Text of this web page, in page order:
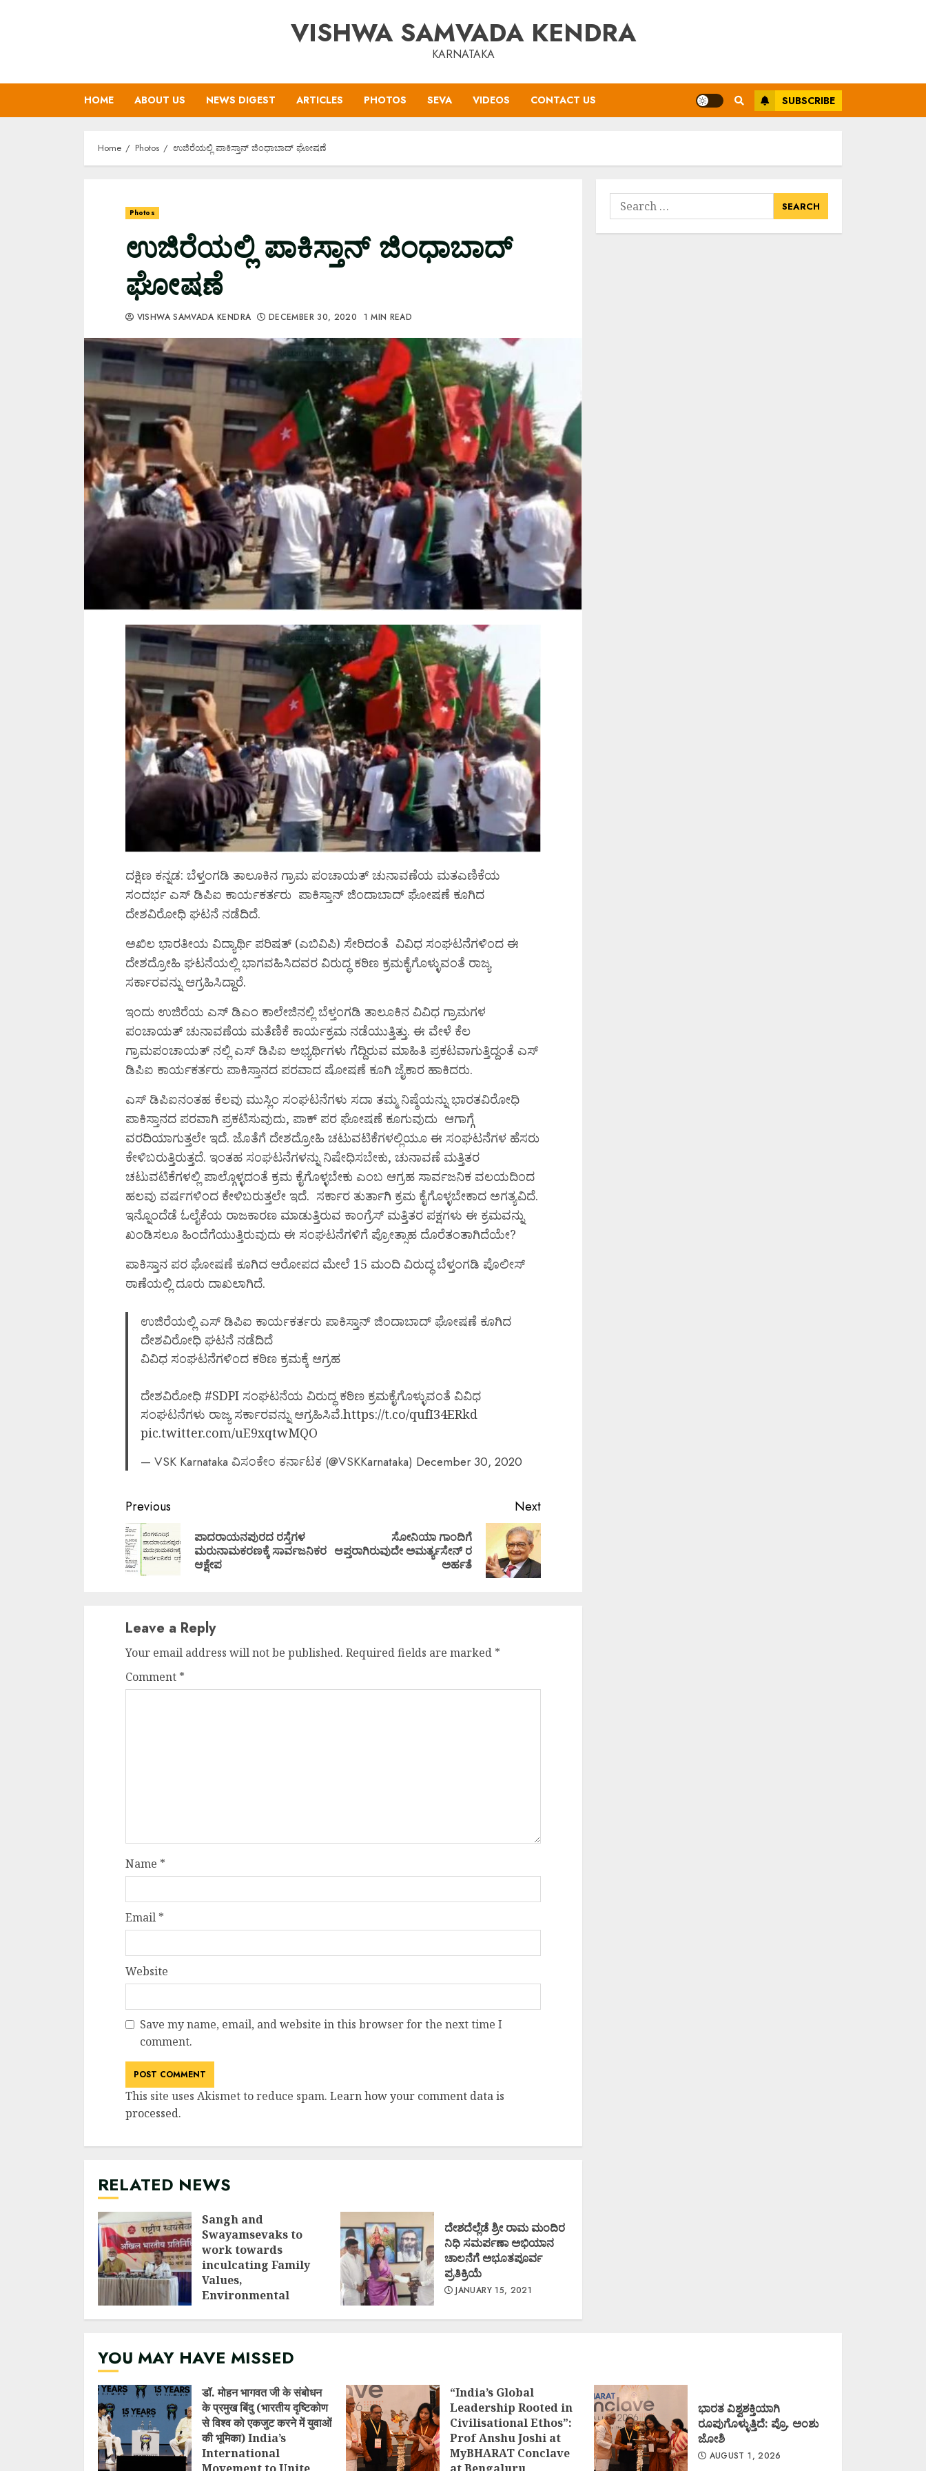
VISHWA SAMVADA KENDRA
KARNATAKA
HOME ABOUT US NEWS DIGEST ARTICLES PHOTOS SEVA VIDEOS CONTACT US SUBSCRIBE
Home Photos ಉಜಿರೆಯಲ್ಲಿ ಪಾಕಿಸ್ತಾನ್ ಜಿಂಧಾಬಾದ್ ಘೋಷಣೆ
Photos
ಉಜಿರೆಯಲ್ಲಿ ಪಾಕಿಸ್ತಾನ್ ಜಿಂಧಾಬಾದ್
ಘೋಷಣೆ
VISHWA SAMVADA KENDRA DECEMBER 30, 2020 1 MIN READ
ದಕ್ಷಿಣ ಕನ್ನಡ: ಬೆಳ್ತಂಗಡಿ ತಾಲೂಕಿನ ಗ್ರಾಮ ಪಂಚಾಯತ್ ಚುನಾವಣೆಯ ಮತಎಣಿಕೆಯ
ಸಂದರ್ಭ ಎಸ್ ಡಿಪಿಐ ಕಾರ್ಯಕರ್ತರು ಪಾಕಿಸ್ತಾನ್ ಜಿಂದಾಬಾದ್ ಘೋಷಣೆ ಕೂಗಿದ
ದೇಶವಿರೋಧಿ ಘಟನೆ ನಡೆದಿದೆ.
ಅಖಿಲ ಭಾರತೀಯ ವಿದ್ಯಾರ್ಥಿ ಪರಿಷತ್ (ಎಬಿವಿಪಿ) ಸೇರಿದಂತೆ ವಿವಿಧ ಸಂಘಟನೆಗಳಿಂದ ಈ
ದೇಶದ್ರೋಹಿ ಘಟನೆಯಲ್ಲಿ ಭಾಗವಹಿಸಿದವರ ವಿರುದ್ಧ ಕಠಿಣ ಕ್ರಮಕೈಗೊಳ್ಳುವಂತೆ ರಾಜ್ಯ
ಸರ್ಕಾರವನ್ನು ಆಗ್ರಹಿಸಿದ್ದಾರೆ.
ಇಂದು ಉಜಿರೆಯ ಎಸ್ ಡಿಎಂ ಕಾಲೇಜಿನಲ್ಲಿ ಬೆಳ್ತಂಗಡಿ ತಾಲೂಕಿನ ವಿವಿಧ ಗ್ರಾಮಗಳ
ಪಂಚಾಯತ್ ಚುನಾವಣೆಯ ಮತೆಣಿಕೆ ಕಾರ್ಯಕ್ರಮ ನಡೆಯುತ್ತಿತ್ತು. ಈ ವೇಳೆ ಕೆಲ
ಗ್ರಾಮಪಂಚಾಯತ್ ನಲ್ಲಿ ಎಸ್ ಡಿಪಿಐ ಅಭ್ಯರ್ಥಿಗಳು ಗೆದ್ದಿರುವ ಮಾಹಿತಿ ಪ್ರಕಟವಾಗುತ್ತಿದ್ದಂತೆ ಎಸ್
ಡಿಪಿಐ ಕಾರ್ಯಕರ್ತರು ಪಾಕಿಸ್ತಾನದ ಪರವಾದ ಷೋಷಣೆ ಕೂಗಿ ಜೈಕಾರ ಹಾಕಿದರು.
ಎಸ್ ಡಿಪಿಐನಂತಹ ಕೆಲವು ಮುಸ್ಲಿಂ ಸಂಘಟನೆಗಳು ಸದಾ ತಮ್ಮ ನಿಷ್ಠೆಯನ್ನು ಭಾರತವಿರೋಧಿ
ಪಾಕಿಸ್ತಾನದ ಪರವಾಗಿ ಪ್ರಕಟಿಸುವುದು, ಪಾಕ್ ಪರ ಘೋಷಣೆ ಕೂಗುವುದು ಆಗಾಗ್ಗೆ
ವರದಿಯಾಗುತ್ತಲೇ ಇದೆ. ಜೊತೆಗೆ ದೇಶದ್ರೋಹಿ ಚಟುವಟಿಕೆಗಳಲ್ಲಿಯೂ ಈ ಸಂಘಟನೆಗಳ ಹೆಸರು
ಕೇಳಿಬರುತ್ತಿರುತ್ತದೆ. ಇಂತಹ ಸಂಘಟನೆಗಳನ್ನು ನಿಷೇಧಿಸಬೇಕು, ಚುನಾವಣೆ ಮತ್ತಿತರ
ಚಟುವಟಿಕೆಗಳಲ್ಲಿ ಪಾಲ್ಗೊಳ್ಳದಂತೆ ಕ್ರಮ ಕೈಗೊಳ್ಳಬೇಕು ಎಂಬ ಆಗ್ರಹ ಸಾರ್ವಜನಿಕ ವಲಯದಿಂದ
ಹಲವು ವರ್ಷಗಳಿಂದ ಕೇಳಿಬರುತ್ತಲೇ ಇದೆ. ಸರ್ಕಾರ ತುರ್ತಾಗಿ ಕ್ರಮ ಕೈಗೊಳ್ಳಬೇಕಾದ ಅಗತ್ಯವಿದೆ.
ಇನ್ನೊಂದೆಡೆ ಓಲೈಕೆಯ ರಾಜಕಾರಣ ಮಾಡುತ್ತಿರುವ ಕಾಂಗ್ರೆಸ್ ಮತ್ತಿತರ ಪಕ್ಷಗಳು ಈ ಕ್ರಮವನ್ನು
ಖಂಡಿಸಲೂ ಹಿಂದೆಗೆಯುತ್ತಿರುವುದು ಈ ಸಂಘಟನೆಗಳಿಗೆ ಪ್ರೋತ್ಸಾಹ ದೊರೆತಂತಾಗಿದೆಯೇ?
ಪಾಕಿಸ್ತಾನ ಪರ ಘೋಷಣೆ ಕೂಗಿದ ಆರೋಪದ ಮೇಲೆ 15 ಮಂದಿ ವಿರುದ್ಧ ಬೆಳ್ತಂಗಡಿ ಪೊಲೀಸ್‌
ಠಾಣೆಯಲ್ಲಿ ದೂರು ದಾಖಲಾಗಿದೆ.
ಉಜಿರೆಯಲ್ಲಿ ಎಸ್ ಡಿಪಿಐ ಕಾರ್ಯಕರ್ತರು ಪಾಕಿಸ್ತಾನ್ ಜಿಂದಾಬಾದ್ ಘೋಷಣೆ ಕೂಗಿದ
ದೇಶವಿರೋಧಿ ಘಟನೆ ನಡೆದಿದೆ
ವಿವಿಧ ಸಂಘಟನೆಗಳಿಂದ ಕಠಿಣ ಕ್ರಮಕ್ಕೆ ಆಗ್ರಹ
ದೇಶವಿರೋಧಿ #SDPIಸಂಘಟನೆಯ ವಿರುದ್ಧ ಕಠಿಣ ಕ್ರಮಕೈಗೊಳ್ಳುವಂತೆ ವಿವಿಧ
ಸಂಘಟನೆಗಳು ರಾಜ್ಯ ಸರ್ಕಾರವನ್ನು ಆಗ್ರಹಿಸಿವೆ.https://t.co/qufI34ERkd
pic.twitter.com/uE9xqtwMQO
— VSK Karnataka ವಿಸಂಕೇಂ ಕರ್ನಾಟಕ (@VSKKarnataka) December 30, 2020
Continue
Reading
Previous
Previous
post:
ಪಾದರಾಯನಪುರದ ರಸ್ತೆಗಳ
ಮರುನಾಮಕರಣಕ್ಕೆ ಸಾರ್ವಜನಿಕರ
ಆಕ್ಷೇಪ
Next
Next
post:
ಸೋನಿಯಾ ಗಾಂದಿಗೆ
ಆಪ್ತರಾಗಿರುವುದೇ ಅಮರ್ತ್ಯಸೇನ್ ರ
ಅರ್ಹತೆ
Leave a Reply
Your email address will not be published. Required fields are marked *
Comment *
Name *
Email *
Website
Save my name, email, and website in this browser for the next time I
comment.
This site uses Akismet to reduce spam. Learn how your comment data is
processed.
RELATED NEWS
Sangh and
Swayamsevaks to
work towards
inculcating Family
Values,
Environmental
Dattatreya Hosabale
ದೇಶದೆಲ್ಲೆಡೆ ಶ್ರೀ ರಾಮ ಮಂದಿರ
ನಿಧಿ ಸಮರ್ಪಣಾ ಅಭಿಯಾನ
ಚಾಲನೆಗೆ ಅಭೂತಪೂರ್ವ
ಪ್ರತಿಕ್ರಿಯೆ
JANUARY 15, 2021
Search
for:
YOU MAY HAVE MISSED
डॉ. मोहन भागवत जी के संबोधन
के प्रमुख बिंदु (भारतीय दृष्टिकोण
से विश्व को एकजुट करने में युवाओं
की भूमिका) India’s
International
Movement to Unite
“India’s Global
Leadership Rooted in
Civilisational Ethos”:
Prof Anshu Joshi at
MyBHARAT Conclave
at Bengaluru
ಭಾರತ ವಿಶ್ವಶಕ್ತಿಯಾಗಿ
ರೂಪುಗೊಳ್ಳುತ್ತಿದೆ: ಪ್ರೊ. ಅಂಶು
ಜೋಶಿ
AUGUST 1, 2026